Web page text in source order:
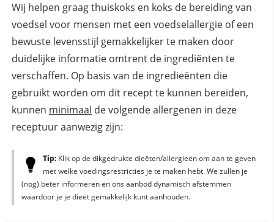
Wij helpen graag thuiskoks en koks de bereiding van
voedsel voor mensen met een voedselallergie of een
bewuste levensstijl gemakkelijker te maken door
duidelijke informatie omtrent de ingrediënten te
verschaffen. Op basis van de ingredieënten die
gebruikt worden om dit recept te kunnen bereiden,
kunnen minimaal de volgende allergenen in deze
receptuur aanwezig zijn:
Tip:Klik op de dikgedrukte dieëten/allergieën om aan te geven
met welke voedingsrestricties je te maken hebt. We zullen je
(nog) beter informeren en ons aanbod dynamisch afstemmen
waardoor je je dieët gemakkelijk kunt aanhouden.